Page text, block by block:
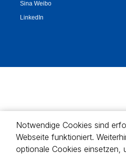
Notwendige Cookies sind
Webseite funktioniert.
optionale Cookies einsetzen,